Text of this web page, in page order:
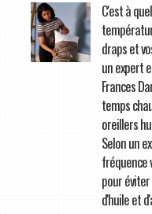
C'est à
draps et
un expert
Frances
temps
oreillers
Selon un
fréquence
pour
d'huile et